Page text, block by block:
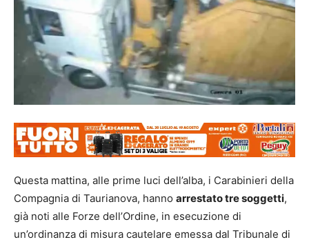
Questa mattina, alle prime luci dell’alba, i Carabinieri della
Compagnia di Taurianova, hanno arrestato tre soggetti,
già noti alle Forze dell’Ordine, in esecuzione di
un’ordinanza di misura cautelare emessa dal Tribunale di